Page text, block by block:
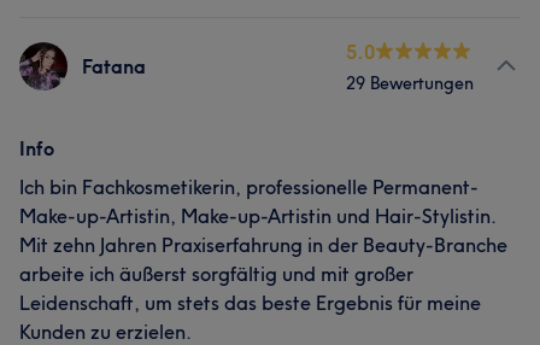
Fatana
5.0
29 Bewertungen
Info
Ich bin Fachkosmetikerin, professionelle Permanent-
Make-up-Artistin, Make-up-Artistin und Hair-Stylistin.
Mit zehn Jahren Praxiserfahrung in der Beauty-Branche
arbeite ich äußerst sorgfältig und mit großer
Leidenschaft, um stets das beste Ergebnis für meine
Kunden zu erzielen.